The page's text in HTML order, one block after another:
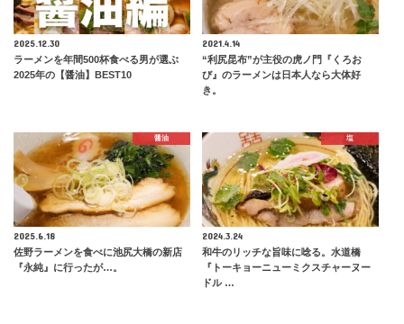
2025.12.30
ラーメンを年間500杯食べる男が選ぶ
2025年の【醤油】BEST10
2021.4.14
“利尻昆布”が主役の虎ノ門『くろお
び』のラーメンは日本人なら大体好
き。
醤油
2025.6.18
佐野ラーメンを食べに池尻大橋の新店
『永純』に行ったが…。
塩
2024.3.24
和牛のリッチな旨味に唸る。水道橋
『トーキョーニューミクスチャーヌー
ドル …